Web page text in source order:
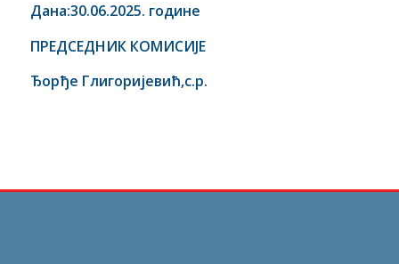
Дана:30.06.2025. године
ПРЕДСЕДНИК КОМИСИЈЕ
Ђорђе Глигоријевић,с.р.